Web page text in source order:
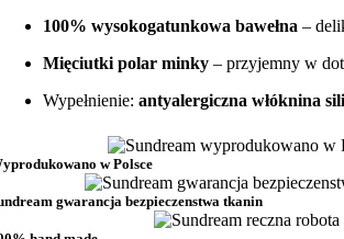
100% wysokogatunkowa bawełna –
Mięciutki polar minky – przyjemny w
Wypełnienie:antyalergiczna włóknina
w Polsce
gwarancja bezpieczenstwa tkanin